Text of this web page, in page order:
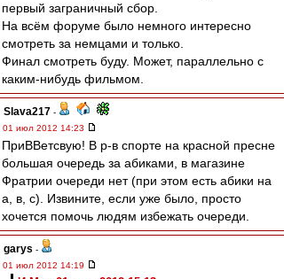
первый заграничный сбор.
На всём форуме было немного интересно
смотреть за немцами и только.
Финал смотреть буду. Может, параллельно с
каким-нибудь фильмом.
Slava217 -
01 июл 2012 14:23
ПриВВетсвую! В р-в спорте на красной пресне
большая очередь за абиками, в магазине
Фратрии очереди нет (при этом есть абики на
а, в, с). Извините, если уже было, просто
хочется помочь людям избежать очереди.
garys -
01 июл 2012 14:19